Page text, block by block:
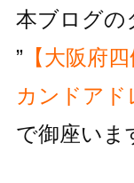
本ブログの
”【大阪府
カンドアド
で御座いま